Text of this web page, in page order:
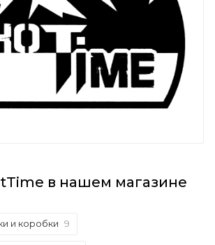
в нашем магазине
и коробки 9